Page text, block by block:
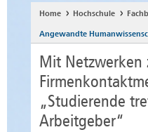
Alumni
Unternehmen und
Studierende
Beschäftigte
International
Home Hochschule
Angewandte
Mit Netzwerken
„Studierende
Arbeitgeber“